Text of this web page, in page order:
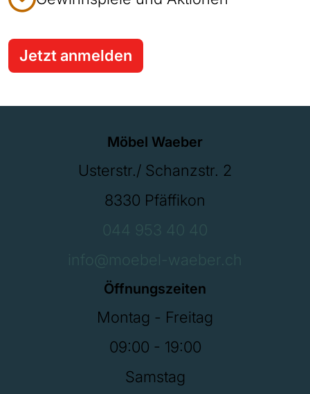
Jetzt anmelden
Möbel Waeber
Usterstr./ Schanzstr. 2
8330 Pfäffikon
044 953 40 40
info@moebel-waeber.ch
Öffnungszeiten
Montag - Freitag
09:00 - 19:00
Samstag